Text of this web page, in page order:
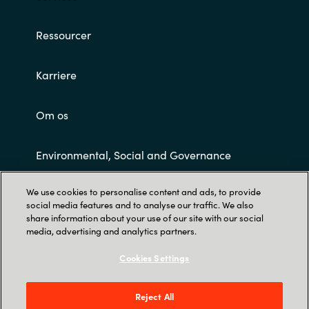
Ressourcer
Karriere
Om os
Environmental, Social and Governance
Customer Terms and Conditions
We use cookies to personalise content and ads, to provide
social media features and to analyse our traffic. We also
share information about your use of our site with our social
media, advertising and analytics partners.
Cookies Settings
Reject All